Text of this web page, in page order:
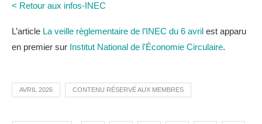
< Retour aux infos-INEC
L’article La veille règlementaire de l’INEC du 6 avril est apparu
en premier sur Institut National de l'Économie Circulaire.
AVRIL 2026 CONTENU RÉSERVÉ AUX MEMBRES